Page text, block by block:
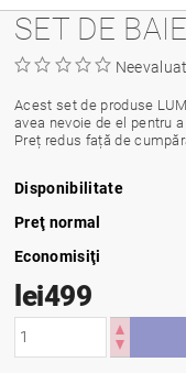
SET DE
Neevaluat
Acest set de produse
avea nevoie de el pentru
Preț redus față de
Disponibilitate
Preţ normal
Economisiţi
lei499